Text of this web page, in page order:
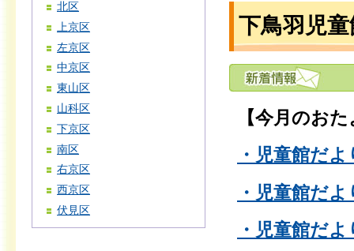
北区
上京区
左京区
中京区
東山区
山科区
下京区
南区
右京区
西京区
伏見区
下鳥羽児童
【今月のお
・児童館だ
・児童館だ
・児童館だ